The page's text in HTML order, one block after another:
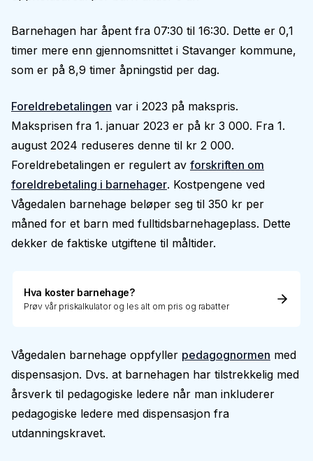
Barnehagen har åpent fra 07:30 til 16:30. Dette er 0,1
timer mere enn gjennomsnittet i Stavanger kommune,
som er på 8,9 timer åpningstid per dag.
Foreldrebetalingen var i 2023 på makspris.
Maksprisen fra 1. januar 2023 er på kr 3 000. Fra 1.
august 2024 reduseres denne til kr 2 000.
Foreldrebetalingen er regulert av forskriften om
foreldrebetaling i barnehager. Kostpengene ved
Vågedalen barnehage beløper seg til 350 kr per
måned for et barn med fulltidsbarnehageplass. Dette
dekker de faktiske utgiftene til måltider.
Hva koster barnehage?
Prøv vår priskalkulator og les alt om pris og rabatter
Vågedalen barnehage oppfyller pedagognormen med
dispensasjon. Dvs. at barnehagen har tilstrekkelig med
årsverk til pedagogiske ledere når man inkluderer
pedagogiske ledere med dispensasjon fra
utdanningskravet.